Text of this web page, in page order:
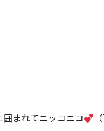
囲まれてニッコニコ